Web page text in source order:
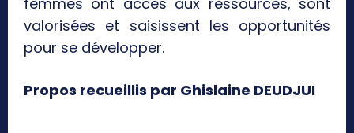
valorisées et saisissent les opportunités
pour se développer.
Propos recueillis par Ghislaine DEUDJUI